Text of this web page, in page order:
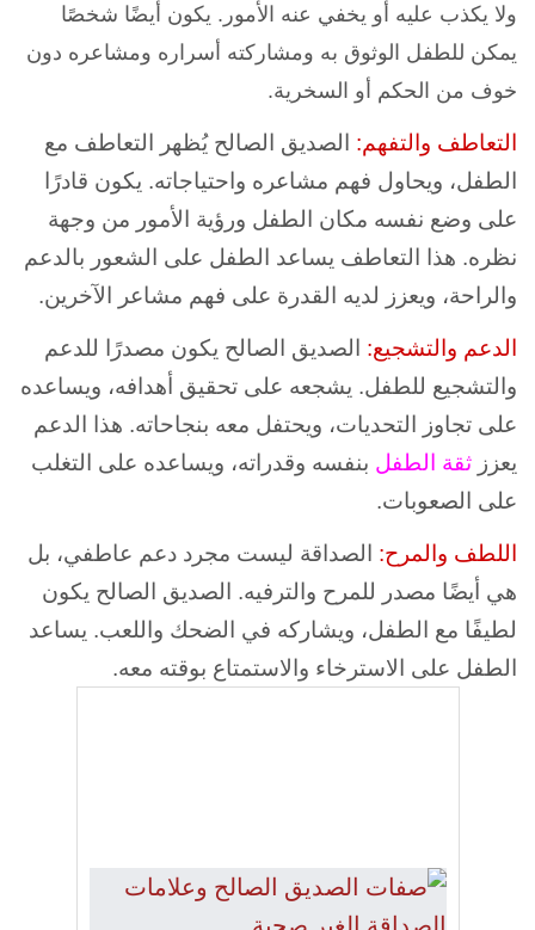
ولا يكذب عليه أو يخفي عنه الأمور. يكون أيضًا شخصًا
يمكن للطفل الوثوق به ومشاركته أسراره ومشاعره دون
خوف من الحكم أو السخرية.
التعاطف والتفهم: الصديق الصالح يُظهر التعاطف مع
الطفل، ويحاول فهم مشاعره واحتياجاته. يكون قادرًا
على وضع نفسه مكان الطفل ورؤية الأمور من وجهة
نظره. هذا التعاطف يساعد الطفل على الشعور بالدعم
والراحة، ويعزز لديه القدرة على فهم مشاعر الآخرين.
الدعم والتشجيع: الصديق الصالح يكون مصدرًا للدعم
والتشجيع للطفل. يشجعه على تحقيق أهدافه، ويساعده
على تجاوز التحديات، ويحتفل معه بنجاحاته. هذا الدعم
يعزز ثقة الطفل بنفسه وقدراته، ويساعده على التغلب
على الصعوبات.
اللطف والمرح: الصداقة ليست مجرد دعم عاطفي، بل
هي أيضًا مصدر للمرح والترفيه. الصديق الصالح يكون
لطيفًا مع الطفل، ويشاركه في الضحك واللعب. يساعد
الطفل على الاسترخاء والاستمتاع بوقته معه.